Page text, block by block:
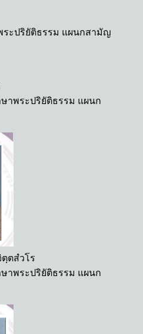
ระปริยัติธรรม แผนกสามัญ
าพระปริยัติธรรม แผนก
ตสํวโร
าพระปริยัติธรรม แผนก